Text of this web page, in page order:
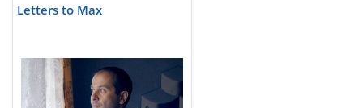
Letters to Max